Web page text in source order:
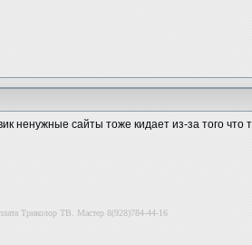
ненужные сайты тоже кидает из-за того что
Триколор ТВ. Мастер 8(928)784-44-16